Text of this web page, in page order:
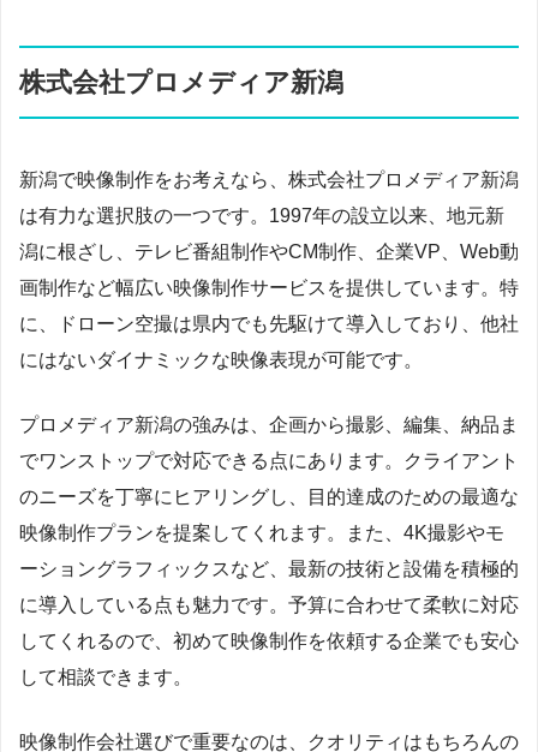
株式会社プロメディア新潟
新潟で映像制作をお考えなら、株式会社プロメディア新潟
は有力な選択肢の一つです。1997年の設立以来、地元新
潟に根ざし、テレビ番組制作やCM制作、企業VP、Web動
画制作など幅広い映像制作サービスを提供しています。特
に、ドローン空撮は県内でも先駆けて導入しており、他社
にはないダイナミックな映像表現が可能です。
プロメディア新潟の強みは、企画から撮影、編集、納品ま
でワンストップで対応できる点にあります。クライアント
のニーズを丁寧にヒアリングし、目的達成のための最適な
映像制作プランを提案してくれます。また、4K撮影やモ
ーショングラフィックスなど、最新の技術と設備を積極的
に導入している点も魅力です。予算に合わせて柔軟に対応
してくれるので、初めて映像制作を依頼する企業でも安心
して相談できます。
映像制作会社選びで重要なのは、クオリティはもちろんの